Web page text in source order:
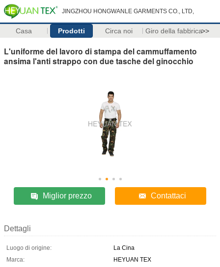
JINGZHOU HONGWANLE GARMENTS CO., LTD,
Casa Prodotti Circa noi Giro della fabbrica>>
L'uniforme del lavoro di stampa del cammuffamento
ansima l'anti strappo con due tasche del ginocchio
Miglior prezzo Contattaci
Dettagli
Luogo di origine:
La Cina
Marca:
HEYUAN TEX